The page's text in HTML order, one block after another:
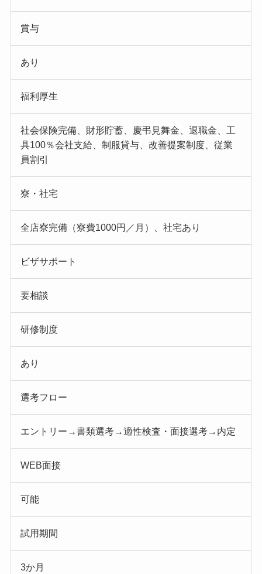
賞与
あり
福利厚生
社会保険完備、財形貯蓄、慶弔見舞金、退職金、工
具100％会社支給、制服貸与、改善提案制度、従業
員割引
寮・社宅
全店寮完備（寮費1000円／月）、社宅あり
ビザサポート
要相談
研修制度
あり
選考フロー
エントリー→書類選考→適性検査・面接選考→内定
WEB面接
可能
試用期間
3か月